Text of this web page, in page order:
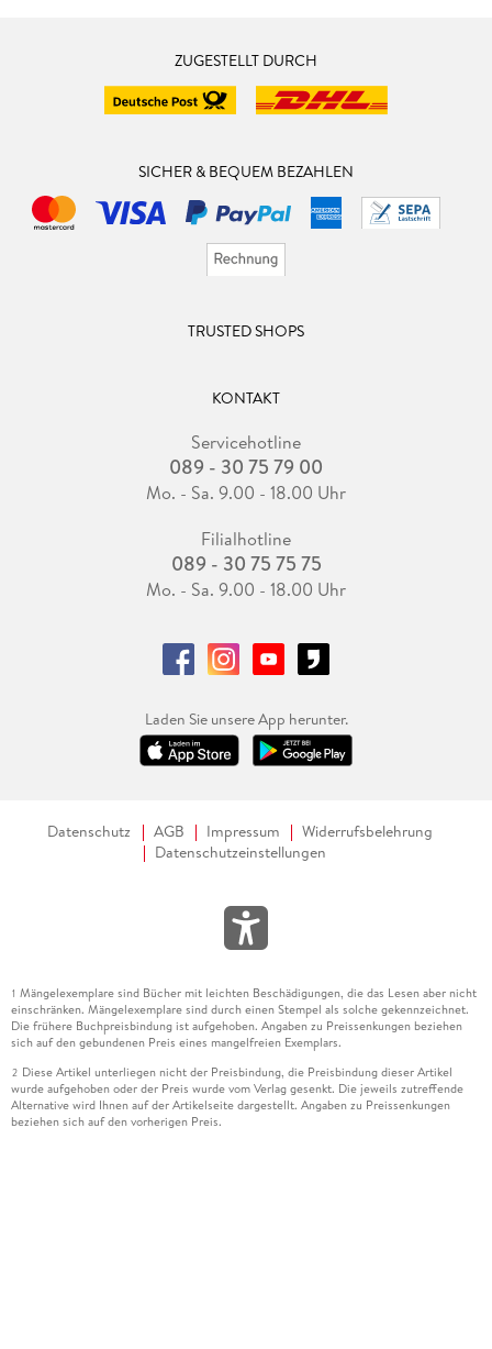
ZUGESTELLT DURCH
SICHER & BEQUEM BEZAHLEN
TRUSTED SHOPS
KONTAKT
Servicehotline
089 - 30 75 79 00
Mo. - Sa. 9.00 - 18.00 Uhr
Filialhotline
089 - 30 75 75 75
Mo. - Sa. 9.00 - 18.00 Uhr
Laden Sie unsere App herunter.
Datenschutz AGB Impressum
Widerrufsbelehrung
Datenschutzeinstellungen
1 Mängelexemplare sind Bücher mit leichten Beschädigungen, die das Lesen aber nicht
einschränken. Mängelexemplare sind durch einen Stempel als solche gekennzeichnet.
Die frühere Buchpreisbindung ist aufgehoben. Angaben zu Preissenkungen beziehen
sich auf den gebundenen Preis eines mangelfreien Exemplars.
2 Diese Artikel unterliegen nicht der Preisbindung, die Preisbindung dieser Artikel
wurde aufgehoben oder der Preis wurde vom Verlag gesenkt. Die jeweils zutreffende
Alternative wird Ihnen auf der Artikelseite dargestellt. Angaben zu Preissenkungen
beziehen sich auf den vorherigen Preis.